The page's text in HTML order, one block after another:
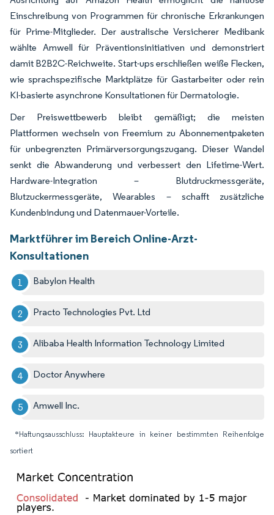
Einschreibung von Programmen für chronische Erkrankungen
für Prime-Mitglieder. Der australische Versicherer Medibank
wählte Amwell für Präventionsinitiativen und demonstriert
damit B2B2C-Reichweite. Start-ups erschließen weiße Flecken,
wie sprachspezifische Marktplätze für Gastarbeiter oder rein
KI-basierte asynchrone Konsultationen für Dermatologie.
Der Preiswettbewerb bleibt gemäßigt; die meisten
Plattformen wechseln von Freemium zu Abonnementpaketen
für unbegrenzten Primärversorgungszugang. Dieser Wandel
senkt die Abwanderung und verbessert den Lifetime-Wert.
Hardware-Integration – Blutdruckmessgeräte,
Blutzuckermessgeräte, Wearables – schafft zusätzliche
Kundenbindung und Datenmauer-Vorteile.
Marktführer im Bereich Online-Arzt-
Konsultationen
Babylon Health
Practo Technologies Pvt. Ltd
Alibaba Health Information Technology Limited
Doctor Anywhere
Amwell Inc.
*Haftungsausschluss: Hauptakteure in keiner bestimmten Reihenfolge
sortiert